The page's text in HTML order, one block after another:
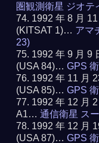
圏観測衛星 ジオテ
1992 年 8 月
(KITSAT 1)… アマ
23)
1992 年 9 月 9
(USA 84)…GPS
1992 年 11 月
(USA 85)…GPS
1992 年 12 月
A1…通信衛星 ス
1992 年 12 月
(USA 87)…GPS